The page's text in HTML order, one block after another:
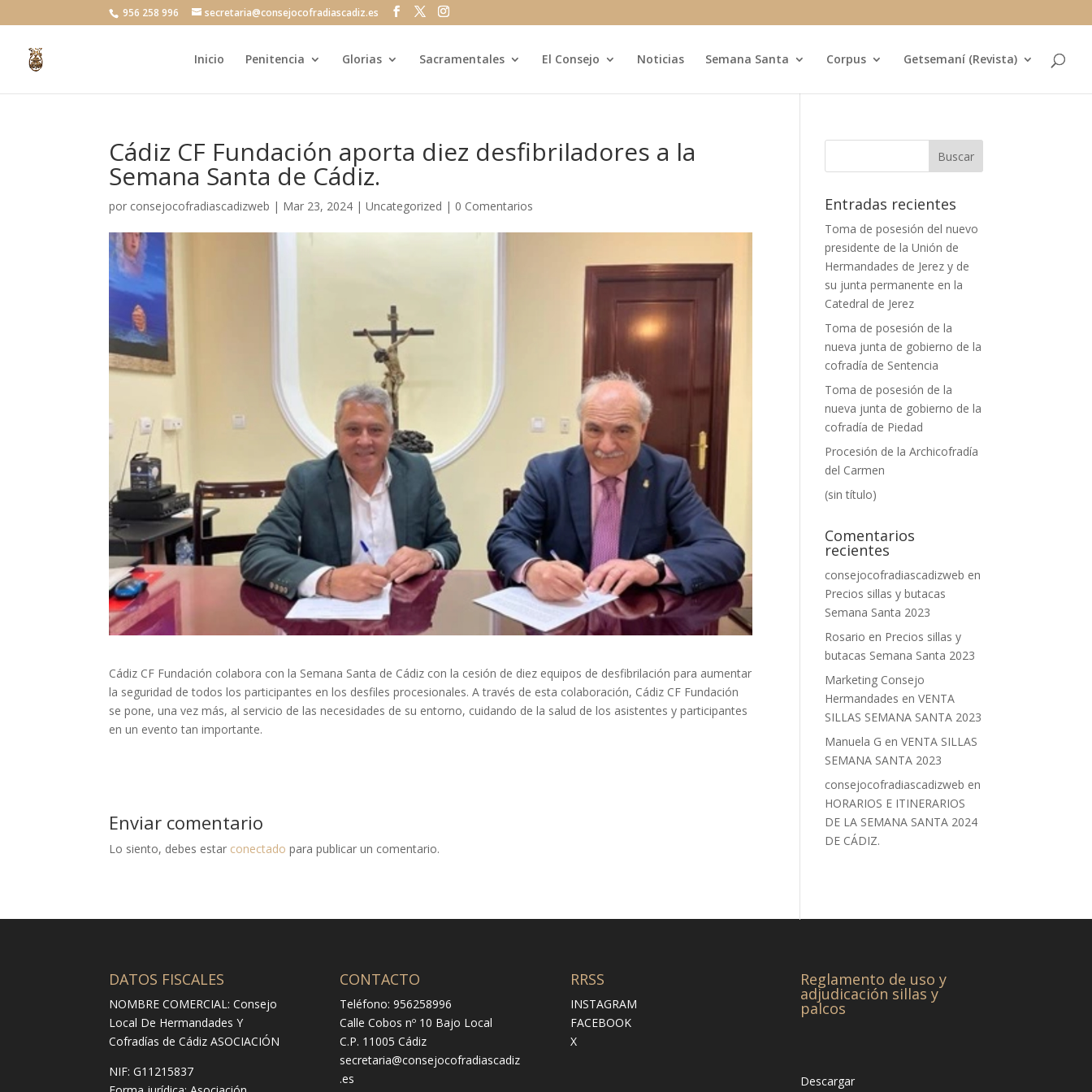
956 258 996 secretaria@consejocofradiascadiz.es
Inicio Penitencia Glorias Sacramentales El Consejo Noticias Semana Santa Corpus Getsemaní (Revista)
Cádiz CF Fundación aporta diez desfibriladores a la
Semana Santa de Cádiz.
por consejocofradiascadizweb | Mar 23, 2024 |Uncategorized | 0 Comentarios
Cádiz CF Fundación colabora con la Semana Santa de Cádiz con la cesión de diez equipos de desfibrilación para aumentar
la seguridad de todos los participantes en los desfiles procesionales. A través de esta colaboración, Cádiz CF Fundación
se pone, una vez más, al servicio de las necesidades de su entorno, cuidando de la salud de los asistentes y participantes
en un evento tan importante.
Enviar comentario
Lo siento, debes estar conectado para publicar un comentario.
Entradas recientes
Toma de posesión del nuevo
presidente de la Unión de
Hermandades de Jerez y de
su junta permanente en la
Catedral de Jerez
Toma de posesión de la
nueva junta de gobierno de la
cofradía de Sentencia
Toma de posesión de la
nueva junta de gobierno de la
cofradía de Piedad
Procesión de la Archicofradía
del Carmen
(sin título)
Comentarios
recientes
consejocofradiascadizweb en
Precios sillas y butacas
Semana Santa 2023
Rosario en Precios sillas y
butacas Semana Santa 2023
Marketing Consejo
Hermandades enVENTA
SILLAS SEMANA SANTA 2023
Manuela G enVENTA SILLAS
SEMANA SANTA 2023
consejocofradiascadizweb en
HORARIOS E ITINERARIOS
DE LA SEMANA SANTA 2024
DE CÁDIZ.
DATOS FISCALES
NOMBRE COMERCIAL: Consejo
Local De Hermandades Y
Cofradías de Cádiz ASOCIACIÓN
NIF: G11215837
CONTACTO
Teléfono: 956258996
Calle Cobos nº 10 Bajo Local
C.P. 11005 Cádiz
secretaria@consejocofradiascadiz
.es
RRSS
INSTAGRAM
FACEBOOK
X
Reglamento de uso y
adjudicación sillas y
palcos
Descargar